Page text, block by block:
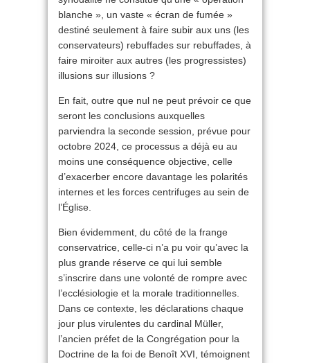
blanche », un vaste « écran de fumée »
destiné seulement à faire subir aux uns (les
conservateurs) rebuffades sur rebuffades, à
faire miroiter aux autres (les progressistes)
illusions sur illusions ?
En fait, outre que nul ne peut prévoir ce que
seront les conclusions auxquelles
parviendra la seconde session, prévue pour
octobre 2024, ce processus a déjà eu au
moins une conséquence objective, celle
d’exacerber encore davantage les polarités
internes et les forces centrifuges au sein de
l’Église.
Bien évidemment, du côté de la frange
conservatrice, celle-ci n’a pu voir qu’avec la
plus grande réserve ce qui lui semble
s’inscrire dans une volonté de rompre avec
l’ecclésiologie et la morale traditionnelles.
Dans ce contexte, les déclarations chaque
jour plus virulentes du cardinal Müller,
l’ancien préfet de la Congrégation pour la
Doctrine de la foi de Benoît XVI, témoignent